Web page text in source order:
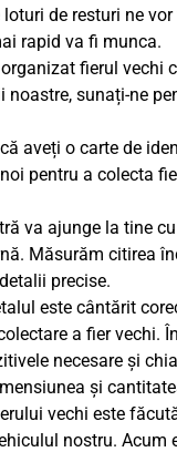
de resturi ne
rapid va fi munca.
fierul vechi
noastre, sunați-ne
aveți o carte de
pentru a colecta
va ajunge la tine
Măsurăm citirea
precise.
este cântărit
a fier vechi.
necesare și
și
vechi este
nostru. Acum